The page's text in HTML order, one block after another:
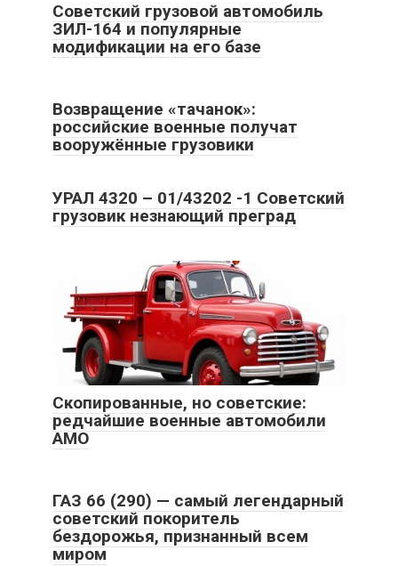
Советский грузовой автомобиль
ЗИЛ-164 и популярные
модификации на его базе
Возвращение «тачанок»:
российские военные получат
вооружённые грузовики
УРАЛ 4320 – 01/43202 -1 Советский
грузовик незнающий преград
Cкопированные, но советские:
редчайшие военные автомобили
АМО
ГАЗ 66 (290) — самый легендарный
советский покоритель
бездорожья, признанный всем
миром